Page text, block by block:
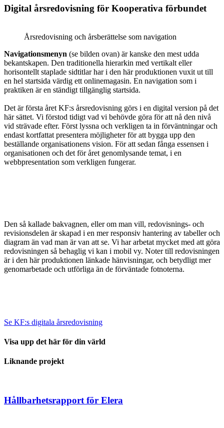
Digital årsredovisning för Kooperativa förbundet
Årsredovisning och årsberättelse som navigation
Navigationsmenyn (se bilden ovan) är kanske den mest udda
bekantskapen. Den traditionella hierarkin med vertikalt eller
horisontellt staplade sidtitlar har i den här produktionen vuxit ut till
en hel startsida värdig ett onlinemagasin. En navigation som i
praktiken är en ständigt tillgänglig startsida.
Det är första året KF:s årsredovisning görs i en digital version på det
här sättet. Vi förstod tidigt vad vi behövde göra för att nå den nivå
vid strävade efter. Först lyssna och verkligen ta in förväntningar och
endast kortfattat presentera möjligheter för att bygga upp den
beställande organisationens vision. För att sedan fånga essensen i
organisationen och det för året genomlysande temat, i en
webbpresentation som verkligen fungerar.
Den så kallade bakvagnen, eller om man vill, redovisnings- och
revisionsdelen är skapad i en mer responsiv hantering av tabeller och
diagram än vad man är van att se. Vi har arbetat mycket med att göra
redovisningen så behaglig vi kan i mobil vy. Noter till redovisningen
är i den här produktionen länkade hänvisningar, och betydligt mer
genomarbetade och utförliga än de förväntade fotnoterna.
Se KF:s digitala årsredovisning
Visa upp det här för din värld
Liknande projekt
Hållbarhetsrapport för Elera